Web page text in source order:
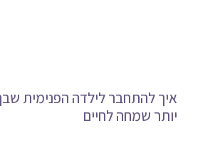
איך להתחבר לילדה הפנימית
יותר שמחה לחיים